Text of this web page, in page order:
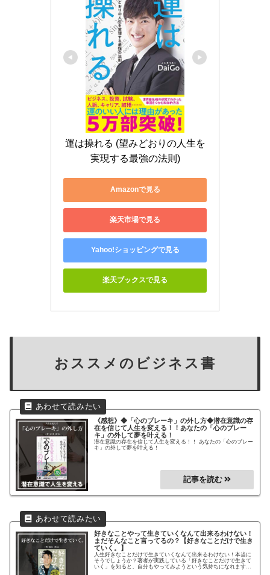
運は操れる (望みどおりの人生を
実現する最強の法則)
Amazonで見る
楽天市場で見る
Yahoo!ショッピングで見る
楽天ブックスで見る
おススメのビジネス書
《感想》◆「心のブレーキ」の外し方◆潜在意識の存
在を信じて人生を変える！！あなたの「心のブレー
キ」の外して夢を叶える！
潜在意識の存在を信じて人生を変える！！ あなたの「心のブレー
キ」の外して夢を叶える！
好きなことやって生きていくなんて出来るわけない！
まだそんなこと言ってるの？
【好きなことだけで生き
ていく。】
人生好きなことだけで生きていくなんて出来るわけない！本当に
そうでしょうか？著者が実践している「好きなことだけで生きて
いく」を知ると、自分もやってみようという気持ちになれます。